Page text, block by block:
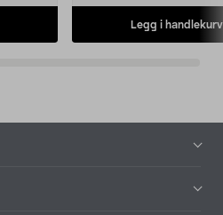
Legg i handlekurv